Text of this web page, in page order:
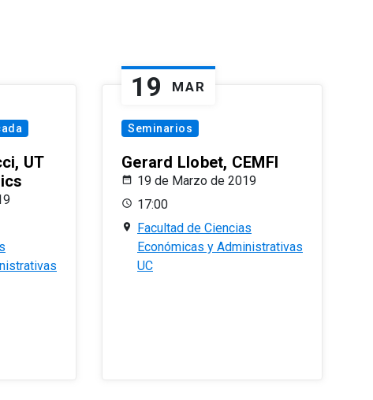
UT
19 MAR
Seminarios
Gerard Llobet, CEMFI
19 de Marzo de 2019
17:00
Facultad de Ciencias
Económicas y Administrativas
UC